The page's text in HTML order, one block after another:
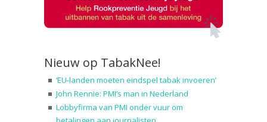
Nieuw op TabakNee!
‘EU-landen moeten eindspel tabak invoeren’
John Rennie: PMI’s man in Nederland
Lobbyfirma van PMI onder vuur om